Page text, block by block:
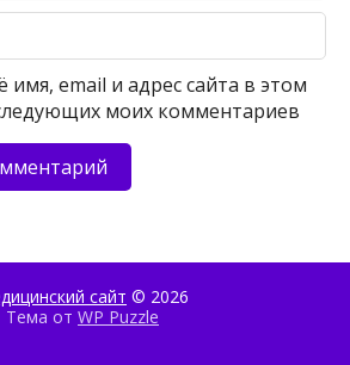
имя, email и адрес сайта в этом
моих комментариев
сайт © 2026
Тема от WP Puzzle